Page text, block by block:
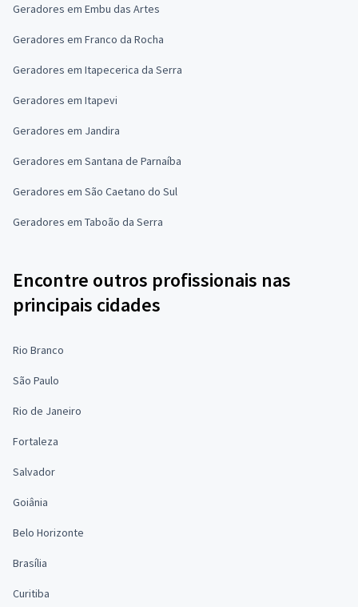
Geradores em Embu das Artes
Geradores em Franco da Rocha
Geradores em Itapecerica da Serra
Geradores em Itapevi
Geradores em Jandira
Geradores em Santana de Parnaíba
Geradores em São Caetano do Sul
Geradores em Taboão da Serra
Encontre outros profissionais nas
principais cidades
Rio Branco
São Paulo
Rio de Janeiro
Fortaleza
Salvador
Goiânia
Belo Horizonte
Brasília
Curitiba